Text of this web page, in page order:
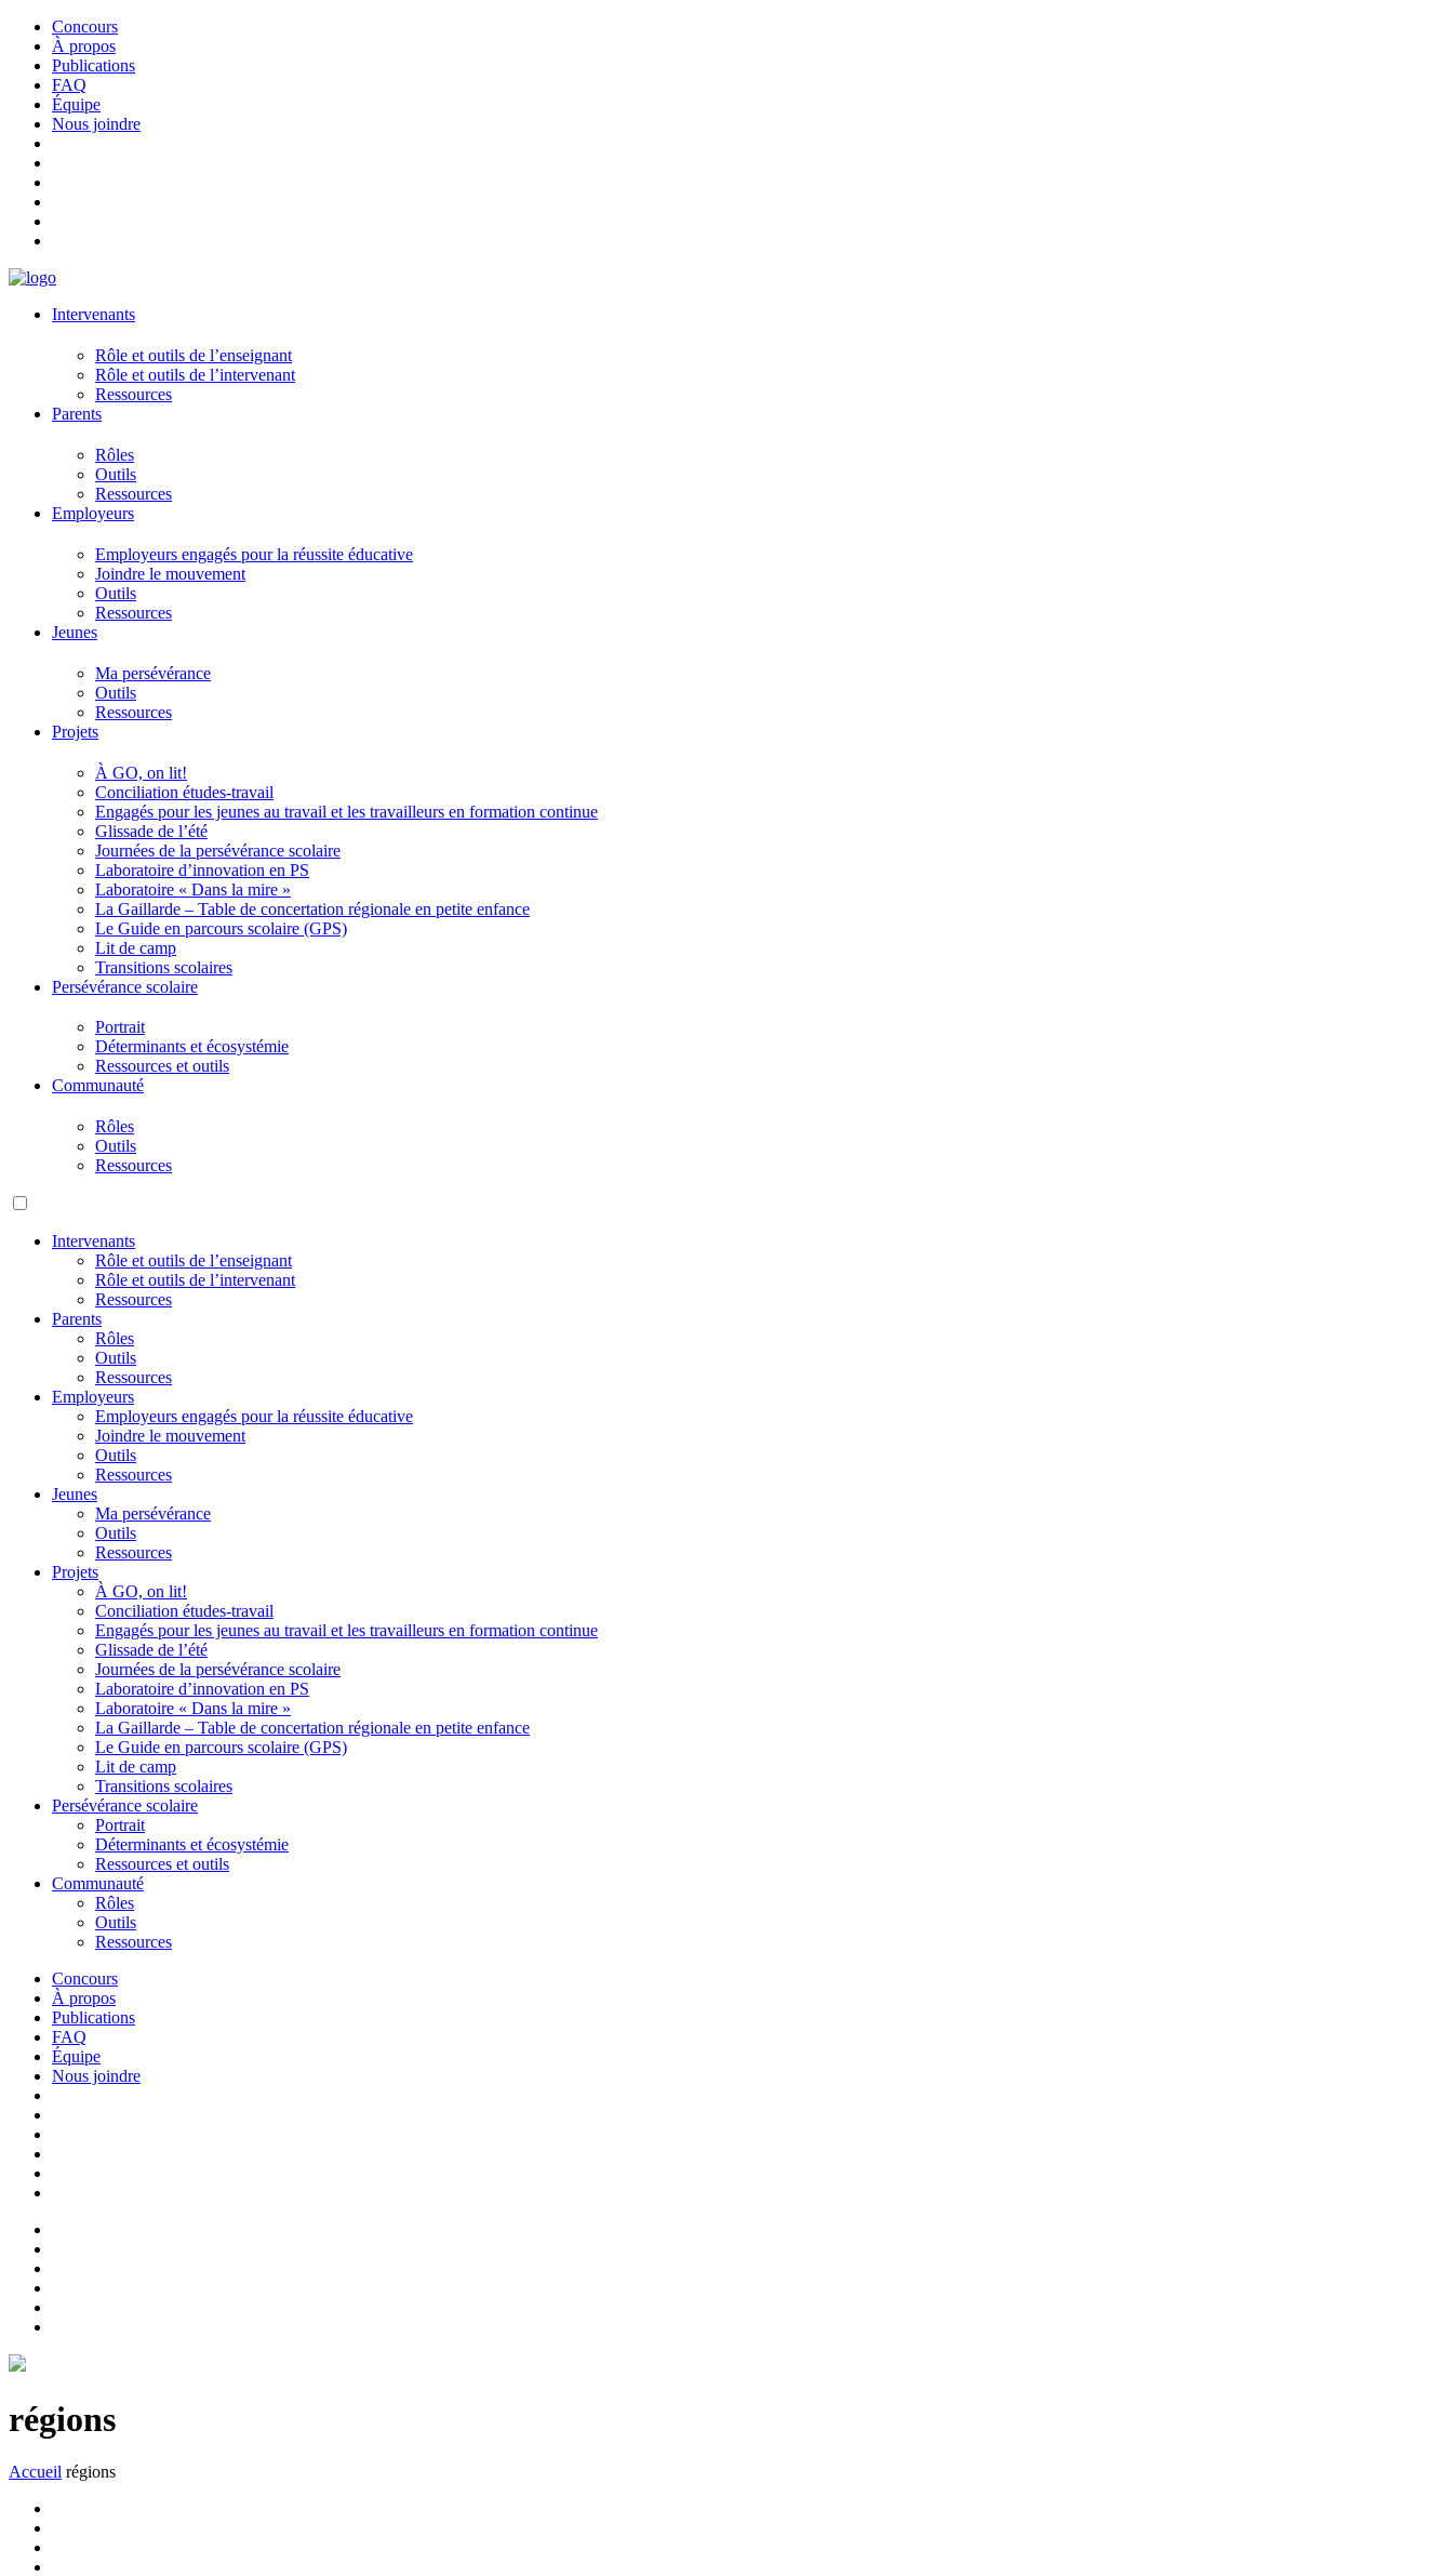
Concours
À propos
Publications
FAQ
Équipe
Nous joindre
Intervenants
Rôle et outils de l’enseignant
Rôle et outils de l’intervenant
Ressources
Parents
Rôles
Outils
Ressources
Employeurs
Employeurs engagés pour la réussite éducative
Joindre le mouvement
Outils
Ressources
Jeunes
Ma persévérance
Outils
Ressources
Projets
À GO, on lit!
Conciliation études-travail
Engagés pour les jeunes au travail et les travailleurs en formation continue
Glissade de l’été
Journées de la persévérance scolaire
Laboratoire d’innovation en PS
Laboratoire « Dans la mire »
La Gaillarde – Table de concertation régionale en petite enfance
Le Guide en parcours scolaire (GPS)
Lit de camp
Transitions scolaires
Persévérance scolaire
Portrait
Déterminants et écosystémie
Ressources et outils
Communauté
Rôles
Outils
Ressources
Intervenants
Rôle et outils de l’enseignant
Rôle et outils de l’intervenant
Ressources
Parents
Rôles
Outils
Ressources
Employeurs
Employeurs engagés pour la réussite éducative
Joindre le mouvement
Outils
Ressources
Jeunes
Ma persévérance
Outils
Ressources
Projets
À GO, on lit!
Conciliation études-travail
Engagés pour les jeunes au travail et les travailleurs en formation continue
Glissade de l’été
Journées de la persévérance scolaire
Laboratoire d’innovation en PS
Laboratoire « Dans la mire »
La Gaillarde – Table de concertation régionale en petite enfance
Le Guide en parcours scolaire (GPS)
Lit de camp
Transitions scolaires
Persévérance scolaire
Portrait
Déterminants et écosystémie
Ressources et outils
Communauté
Rôles
Outils
Ressources
Concours
À propos
Publications
FAQ
Équipe
Nous joindre
régions
Accueil régions